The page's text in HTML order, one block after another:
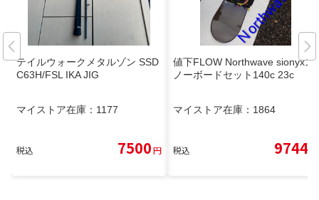
テイルウォークメタルゾン SSD
C63H/FSL IKA JIG
マイストア在庫： 1177
税込 7500円
値下FLOW Northwave sionyxス
ノーボードセット140c 23c
マイストア在庫： 1864
税込 9744